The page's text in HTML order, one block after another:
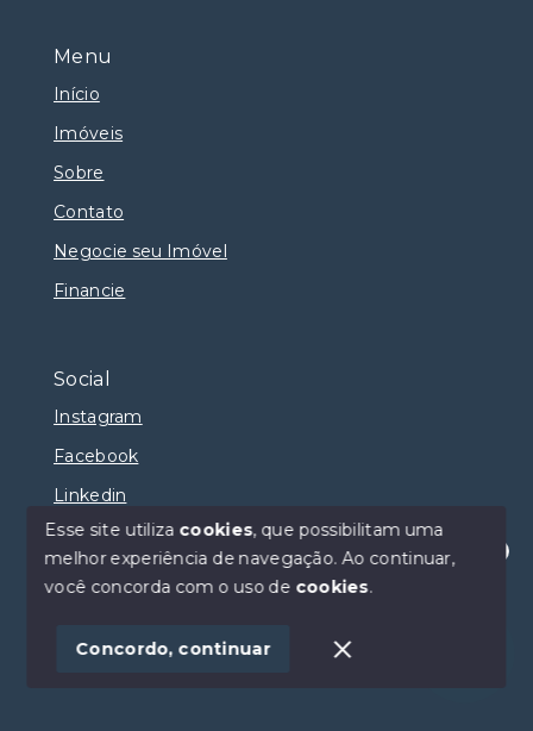
Olá! Estamos disponíveis para te ajudar.
Menu
Início
Imóveis
Sobre
Contato
Negocie seu Imóvel
Financie
Social
Instagram
Facebook
Linkedin
© Copyright 2026 - Selma Sumaya Corretora - Todos
SITE PARA IMOBILIARIA
Esse site utiliza cookies, que possibilitam uma
melhor experiência de navegação.Ao continuar,
você concorda com o uso de cookies.
Concordo, continuar